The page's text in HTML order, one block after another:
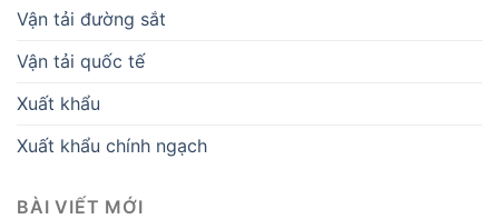
Vận tải đường sắt
Vận tải quốc tế
Xuất khẩu
Xuất khẩu chính ngạch
BÀI VIẾT MỚI